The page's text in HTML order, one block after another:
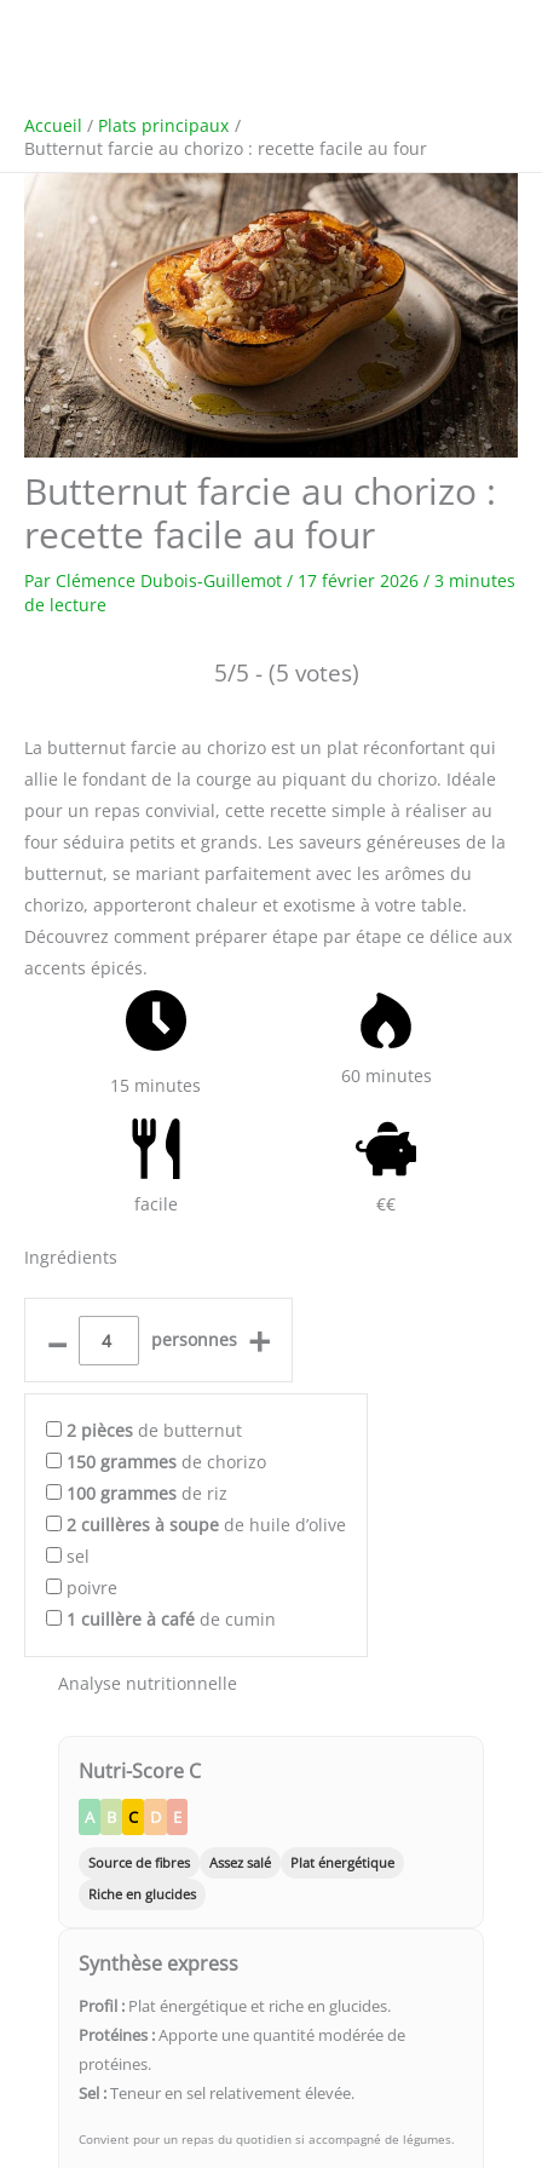
Accueil
Plats principaux
Butternut farcie au chorizo : recette facile au four
Butternut farcie au chorizo :
recette facile au four
Par Clémence Dubois-Guillemot / 17 février 2026 / 3 minutes
de lecture
5/5 - (5 votes)
La butternut farcie au chorizo est un plat réconfortant qui
allie le fondant de la courge au piquant du chorizo. Idéale
pour un repas convivial, cette recette simple à réaliser au
four séduira petits et grands. Les saveurs généreuses de la
butternut, se mariant parfaitement avec les arômes du
chorizo, apporteront chaleur et exotisme à votre table.
Découvrez comment préparer étape par étape ce délice aux
accents épicés.
15 minutes 60 minutes
facile €€
Ingrédients
– personnes +
2 pièces de butternut
150 grammes de chorizo
100 grammes de riz
2 cuillères à soupe de huile d’olive
sel
poivre
1 cuillère à café de cumin
Analyse nutritionnelle
Nutri-Score C
A B C D E
Source de fibres Assez salé
Plat énergétique
Riche en glucides
Synthèse express
Profil : Plat énergétique et riche en glucides.
Protéines :Apporte une quantité modérée de
protéines.
Sel :Teneur en sel relativement élevée.
Convient pour un repas du quotidien si accompagné de légumes.